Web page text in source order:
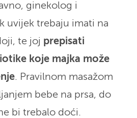
ginekolog i
uvijek trebaju imati na
te joj prepisati
koje majka može
. Pravilnom masažom
bebe na prsa, do
bi trebalo doći.